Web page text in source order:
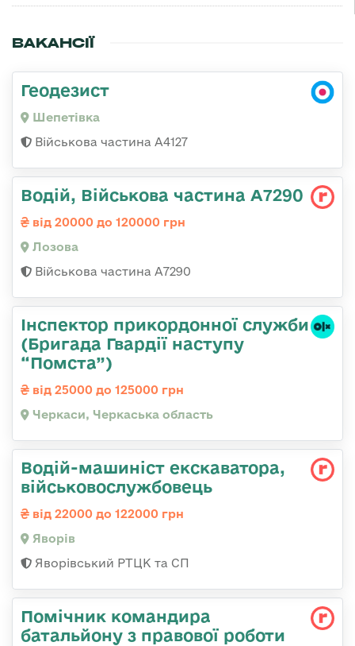
ВАКАНСІЇ
Геодезист
Шепетівка
Військова частина А4127
Водій, Військова частина А7290
від 20000 до 120000 грн
Лозова
Військова частина А7290
Інспектор прикордонної служби
(Бригада Гвардії наступу
“Помста”)
від 25000 до 125000 грн
Черкаси, Черкаська область
Водій-машиніст екскаватора,
військовослужбовець
від 22000 до 122000 грн
Яворів
Яворівський РТЦК та СП
Помічник командира
батальйону з правової роботи